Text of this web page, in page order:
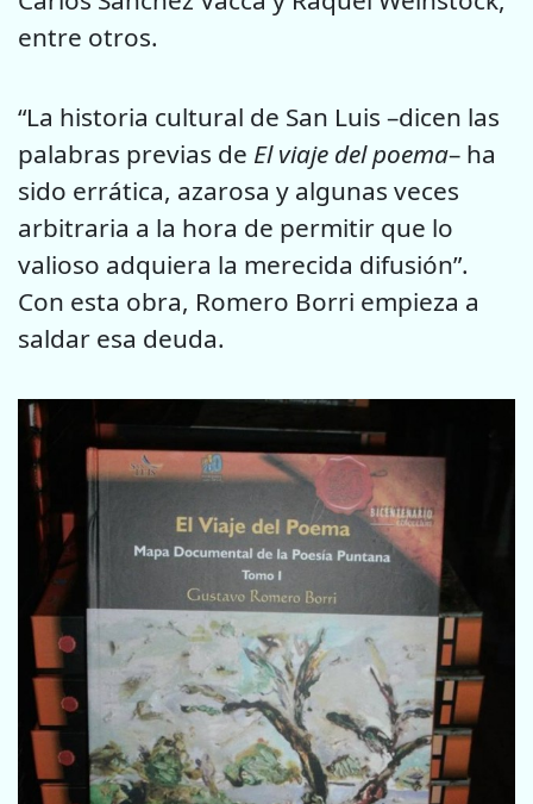
entre otros.
“La historia cultural de San Luis –dicen las
palabras previas de El viaje del poema– ha
sido errática, azarosa y algunas veces
arbitraria a la hora de permitir que lo
valioso adquiera la merecida difusión”.
Con esta obra, Romero Borri empieza a
saldar esa deuda.